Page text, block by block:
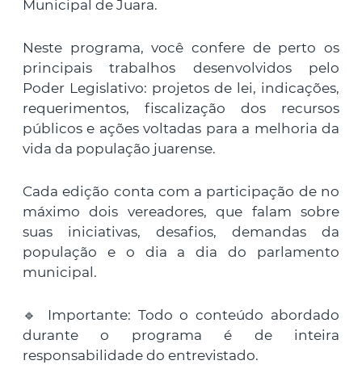
Municipal de Juara.
Neste programa, você confere de perto os
principais trabalhos desenvolvidos pelo
Poder Legislativo: projetos de lei, indicações,
requerimentos, fiscalização dos recursos
públicos e ações voltadas para a melhoria da
vida da população juarense.
Cada edição conta com a participação de no
máximo dois vereadores, que falam sobre
suas iniciativas, desafios, demandas da
população e o dia a dia do parlamento
municipal.
🔹 Importante: Todo o conteúdo abordado
durante o programa é de inteira
responsabilidade do entrevistado.